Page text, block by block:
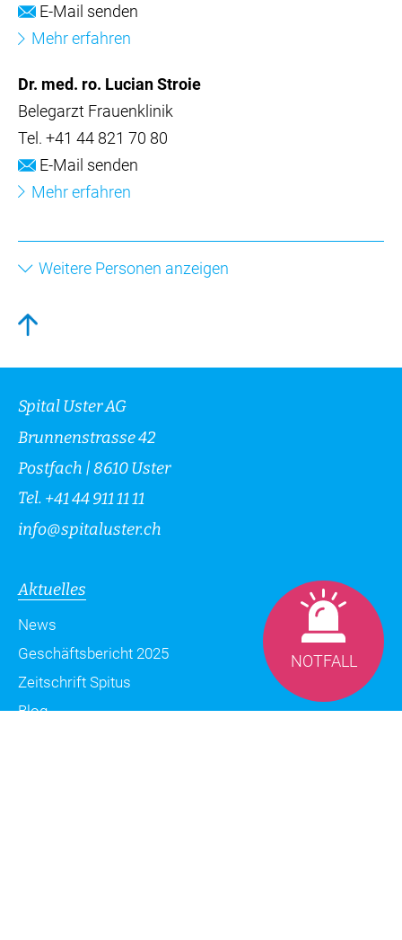
E-Mail senden
Mehr erfahren
Dr. med. ro. Lucian Stroie
Belegarzt Frauenklinik
Tel. +41 44 821 70 80
E-Mail senden
Mehr erfahren
Weitere Personen anzeigen
NOTFALL
Spital Uster AG
Brunnenstrasse 42
Postfach | 8610 Uster
Tel. +41 44 911 11 11
info@spitaluster.ch
Aktuelles
News
Geschäftsbericht 2025
Zeitschrift Spitus
Blog